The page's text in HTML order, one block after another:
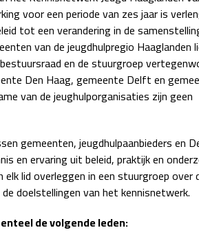
voor een periode van zes jaar is
tot een verandering in de
van de jeugdhulpregio Haaglanden
en de stuurgroep
Den Haag, gemeente Delft en
van de jeughulporganisaties zijn geen
gemeenten, jeugdhulpaanbieders en
en ervaring uit beleid, praktijk en
lid overleggen in een stuurgroep over
doelstellingen van het kennisnetwerk.
de volgende leden: